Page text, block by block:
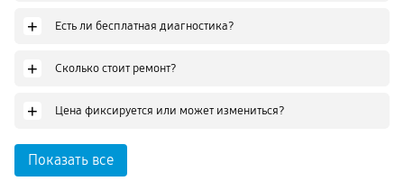
+ Есть ли бесплатная диагностика?
+ Сколько стоит ремонт?
+ Цена фиксируется или может измениться?
Показать все